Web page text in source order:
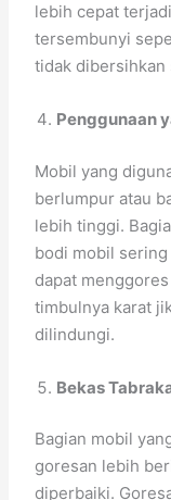
lebih cepat
tersembunyi
tidak dibersihkan
Penggunaan
Mobil yang
berlumpur atau
lebih tinggi.
bodi mobil
dapat
timbulnya karat
dilindungi.
Bekas
Bagian mobil
goresan lebih
diperbaiki.